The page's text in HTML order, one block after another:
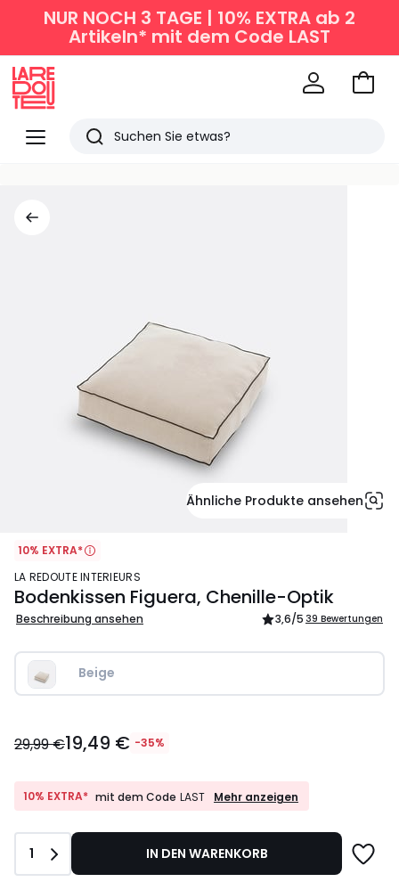
NUR NOCH 3 TAGE | 10% EXTRA ab 2
Artikeln* mit dem Code LAST
Menü
Redoute
Suchen
Zum
Ähnliche Produkte ansehen
10% EXTRA*
LA REDOUTE INTERIEURS
Bodenkissen Figuera, Chenille-Optik
Beschreibung ansehen 3,6/5 39 Bewertungen
Beige
€
€
Rabatt
angewendet.
29,99 €19,49 € -35%
10% EXTRA* mit dem Code LAST
10%
Code
LAST
Mehr anzeigen
Anzahl
1 IN DEN WARENKORB